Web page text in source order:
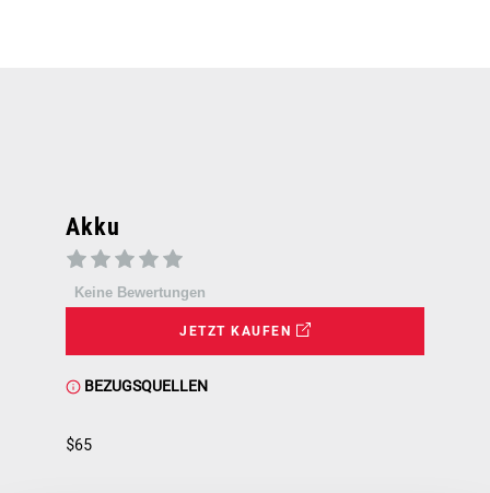
Akku
Keine Bewertungen
$65
JETZT KAUFEN
BEZUGSQUELLEN